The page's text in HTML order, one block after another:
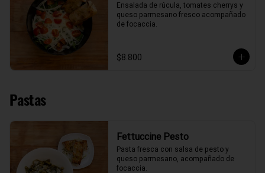
Ensalada de rúcula, tomates cherrys y
queso parmesano fresco acompañado
de focaccia.
$8.800
Pastas
Fettuccine Pesto
Pasta fresca con salsa de pesto y
queso parmesano, acompañado de
focaccia.